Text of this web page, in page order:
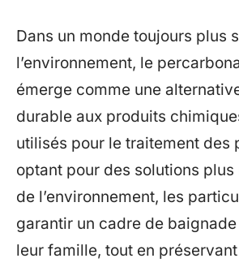
Dans un monde toujours plus
l’environnement, le
émerge comme une
durable aux produits
utilisés pour le traitement des
optant pour des solutions
de l’environnement, les
garantir un cadre de
leur famille, tout en